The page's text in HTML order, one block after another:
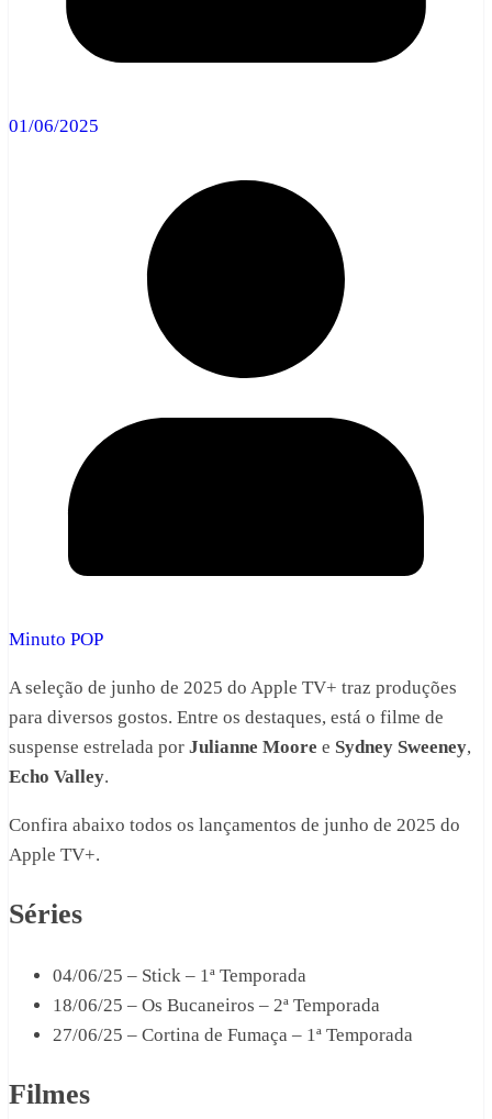
01/06/2025
Minuto POP
A seleção de junho de 2025 do Apple TV+ traz produções
para diversos gostos. Entre os destaques, está o filme de
suspense estrelada por Julianne Moore e Sydney Sweeney,
Echo Valley.
Confira abaixo todos os lançamentos de junho de 2025 do
Apple TV+.
Séries
04/06/25 – Stick – 1ª Temporada
18/06/25 – Os Bucaneiros – 2ª Temporada
27/06/25 – Cortina de Fumaça – 1ª Temporada
Filmes